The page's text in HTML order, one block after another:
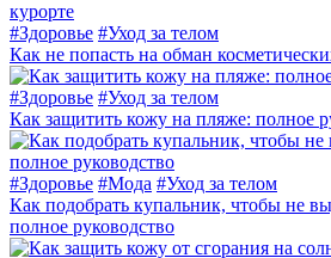
#Здоровье #Уход за телом
Как не попасть на обман
#Здоровье #Уход за телом
Как защитить кожу на пляже: полное
#Здоровье #Мода #Уход за телом
Как подобрать купальник, чтобы не
полное руководство